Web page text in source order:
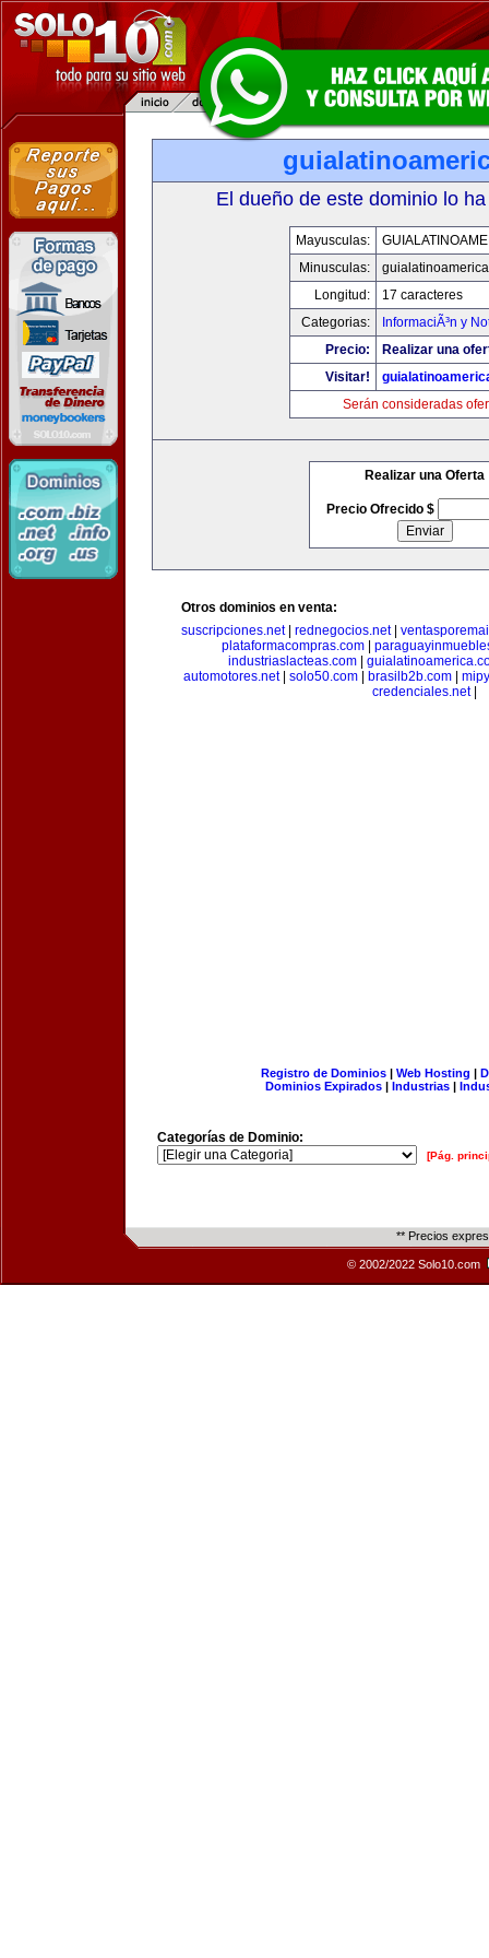
El dueño de este dominio lo
Mayusculas:
Minusculas:
Longitud:
17 caracteres
Categorias:
InformaciÃ³n y
Precio:
Realizar una
Visitar!
Serán consideradas
Realizar una Oferta
Precio Ofrecido $
Otros dominios en venta:
suscripciones.net| rednegocios.net|
plataformacompras.com
industriaslacteas.com
automotores.net| solo50.com brasilb2b.com
credenciales.net|
Registro de Dominios| Web Hosting |
Dominios Expirados | Industrias |
Categorías de Dominio:
[Pág.
** Precios
© 2002/2022 Solo10.com